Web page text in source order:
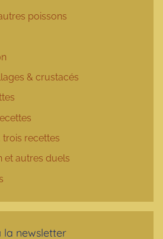
poissons
& crustacés
trois recettes
et autres duels
la newsletter